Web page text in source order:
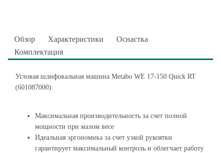
Обзор Характеристики
Оснастка
Комплектация
Угловая шлифовальная машина Metabo WE 17-150 Quick RT
(601087000):
Максимальная производительность за счет полной
мощности при малом весе
Идеальная эргономика за счет узкой рукоятки
гарантирует максимальный контроль и облегчает работу